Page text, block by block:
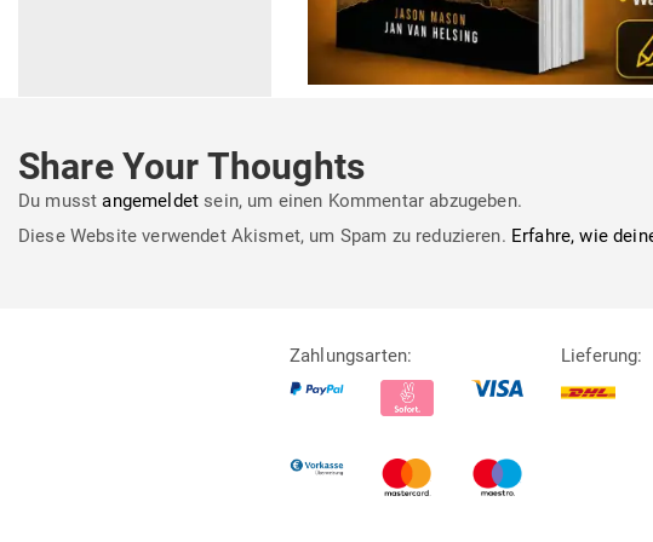
Share Your Thoughts
Du musstangemeldet sein, um einen Kommentar abzugeben.
Diese Website verwendet Akismet, um Spam zu reduzieren. Erfahre, wie
Zahlungsarten: Lieferung: